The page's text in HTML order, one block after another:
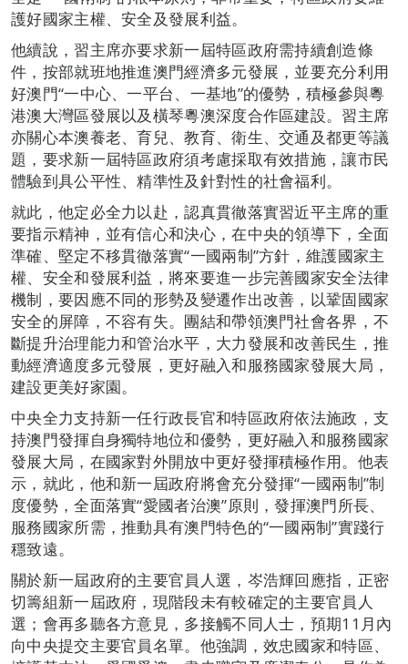
護好國家主權、安全及發展利益。
他續說，習主席亦要求新一屆特區政府需持續創造條
件，按部就班地推進澳門經濟多元發展，並要充分利用
好澳門“一中心、一平台、一基地”的優勢，積極參與粵
港澳大灣區發展以及橫琴粵澳深度合作區建設。習主席
亦關心本澳養老、育兒、教育、衛生、交通及都更等議
題，要求新一屆特區政府須考慮採取有效措施，讓市民
體驗到具公平性、精準性及針對性的社會福利。
就此，他定必全力以赴，認真貫徹落實習近平主席的重
要指示精神，並有信心和決心，在中央的領導下，全面
準確、堅定不移貫徹落實“一國兩制”方針，維護國家主
權、安全和發展利益，將來要進一步完善國家安全法律
機制，要因應不同的形勢及變遷作出改善，以鞏固國家
安全的屏障，不容有失。團結和帶領澳門社會各界，不
斷提升治理能力和管治水平，大力發展和改善民生，推
動經濟適度多元發展，更好融入和服務國家發展大局，
建設更美好家園。
中央全力支持新一任行政長官和特區政府依法施政，支
持澳門發揮自身獨特地位和優勢，更好融入和服務國家
發展大局，在國家對外開放中更好發揮積極作用。他表
示，就此，他和新一屆政府將會充分發揮“一國兩制”制
度優勢，全面落實“愛國者治澳”原則，發揮澳門所長、
服務國家所需，推動具有澳門特色的“一國兩制”實踐行
穩致遠。
關於新一屆政府的主要官員人選，岑浩輝回應指，正密
切籌組新一屆政府，現階段未有較確定的主要官員人
選；會再多聽各方意見，多接觸不同人士，預期11月內
向中央提交主要官員名單。他強調，效忠國家和特區、